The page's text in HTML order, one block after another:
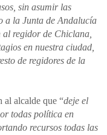
sin asumir las
a la Junta de Andalucía
al regidor de Chiclana,
en nuestra ciudad,
de regidores de la
al alcalde que “deje el
todas política en
recursos todas las